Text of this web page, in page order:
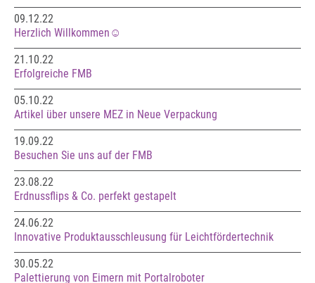
09.12.22
Herzlich Willkommen☺️
21.10.22
Erfolgreiche FMB
05.10.22
Artikel über unsere MEZ in Neue Verpackung
19.09.22
Besuchen Sie uns auf der FMB
23.08.22
Erdnussflips & Co. perfekt gestapelt
24.06.22
Innovative Produktausschleusung für Leichtfördertechnik
30.05.22
Palettierung von Eimern mit Portalroboter